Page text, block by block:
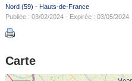
Nord (59) - Hauts-de-France
Publiée : 03/02/2024 - Expirée : 03/05/2024
Carte